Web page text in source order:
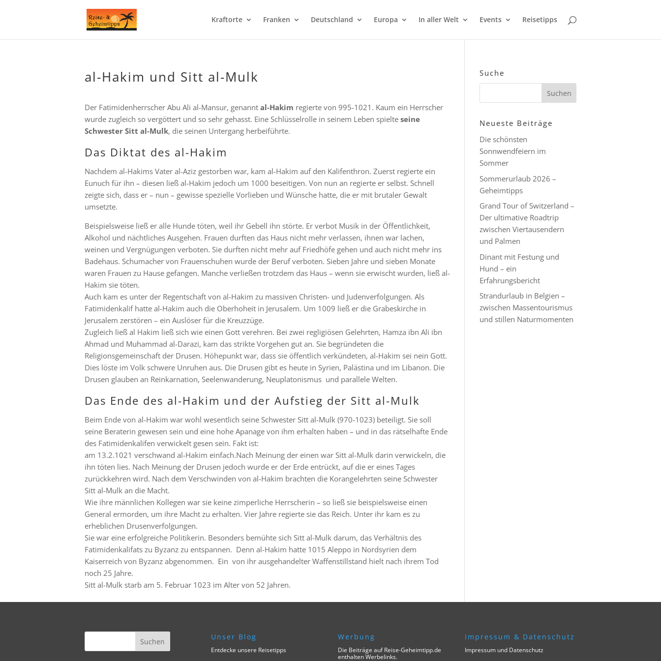
Kraftorte Franken Deutschland Europa In aller Welt Events Reisetipps
al-Hakim und Sitt al-Mulk
Der Fatimidenherrscher Abu Ali al-Mansur, genannt al-Hakim regierte von 995-1021. Kaum ein Herrscher
wurde zugleich so vergöttert und so sehr gehasst. Eine Schlüsselrolle in seinem Leben spielteseine
Schwester Sitt al-Mulk, die seinen Untergang herbeiführte.
Das Diktat des al-Hakim
Nachdem al-Hakims Vater al-Aziz gestorben war, kam al-Hakim auf den Kalifenthron. Zuerst regierte ein
Eunuch für ihn – diesen ließ al-Hakim jedoch um 1000 beseitigen. Von nun an regierte er selbst. Schnell
zeigte sich, dass er – nun – gewisse spezielle Vorlieben und Wünsche hatte, die er mit brutaler Gewalt
umsetzte.
Beispielsweise ließ er alle Hunde töten, weil ihr Gebell ihn störte. Er verbot Musik in der Öffentlichkeit,
Alkohol und nächtliches Ausgehen. Frauen durften das Haus nicht mehr verlassen, ihnen war lachen,
weinen und Vergnügungen verboten. Sie durften nicht mehr auf Friedhöfe gehen und auch nicht mehr ins
Badehaus. Schumacher von Frauenschuhen wurde der Beruf verboten. Sieben Jahre und sieben Monate
waren Frauen zu Hause gefangen. Manche verließen trotzdem das Haus – wenn sie erwischt wurden, ließ al-
Hakim sie töten.
Auch kam es unter der Regentschaft von al-Hakim zu massiven Christen- und Judenverfolgungen. Als
Fatimidenkalif hatte al-Hakim auch die Oberhoheit in Jerusalem. Um 1009 ließ er die Grabeskirche in
Jerusalem zerstören – ein Auslöser für die Kreuzzüge.
Zugleich ließ al Hakim ließ sich wie einen Gott verehren. Bei zwei regligiösen Gelehrten, Hamza ibn Ali ibn
Ahmad und Muhammad al-Darazi, kam das strikte Vorgehen gut an. Sie begründeten die
Religionsgemeinschaft der Drusen. Höhepunkt war, dass sie öffentlich verkündeten, al-Hakim sei nein Gott.
Dies löste im Volk schwere Unruhen aus. Die Drusen gibt es heute in Syrien, Palästina und im Libanon. Die
Drusen glauben an Reinkarnation, Seelenwanderung, Neuplatonismus und parallele Welten.
Das Ende des al-Hakim und der Aufstieg der Sitt al-Mulk
Beim Ende von al-Hakim war wohl wesentlich seine Schwester Sitt al-Mulk (970-1023) beteiligt. Sie soll
seine Beraterin gewesen sein und eine hohe Apanage von ihm erhalten haben – und in das rätselhafte Ende
des Fatimidenkalifen verwickelt gesen sein. Fakt ist:
am 13.2.1021 verschwand al-Hakim einfach.Nach Meinung der einen war Sitt al-Mulk darin verwickeln, die
ihn töten lies. Nach Meinung der Drusen jedoch wurde er der Erde entrückt, auf die er eines Tages
zurückkehren wird. Nach dem Verschwinden von al-Hakim brachten die Korangelehrten seine Schwester
Sitt al-Mulk an die Macht.
Wie ihre männlichen Kollegen war sie keine zimperliche Herrscherin – so ließ sie beispielsweise einen
General ermorden, um ihre Macht zu erhalten. Vier Jahre regierte sie das Reich. Unter ihr kam es zu
erheblichen Drusenverfolgungen.
Sie war eine erfolgreiche Politikerin. Besonders bemühte sich Sitt al-Mulk darum, das Verhältnis des
Fatimidenkalifats zu Byzanz zu entspannen. Denn al-Hakim hatte 1015 Aleppo in Nordsyrien dem
Kaiserreich von Byzanz abgenommen. Ein von ihr ausgehandelter Waffenstillstand hielt nach ihrem Tod
noch 25 Jahre.
Sitt al-Mulk starb am 5. Februar 1023 im Alter von 52 Jahren.
Suche
Neueste Beiträge
Die schönsten
Sonnwendfeiern im
Sommer
Sommerurlaub 2026 –
Geheimtipps
Grand Tour of Switzerland –
Der ultimative Roadtrip
zwischen Viertausendern
und Palmen
Dinant mit Festung und
Hund – ein
Erfahrungsbericht
Strandurlaub in Belgien –
zwischen Massentourismus
und stillen Naturmomenten
Unser Blog
Entdecke unsere Reisetipps
Werbung
Die Beiträge auf Reise-Geheimtipp.de
enthalten Werbelinks.
Impressum & Datenschutz
Impressum und Datenschutz